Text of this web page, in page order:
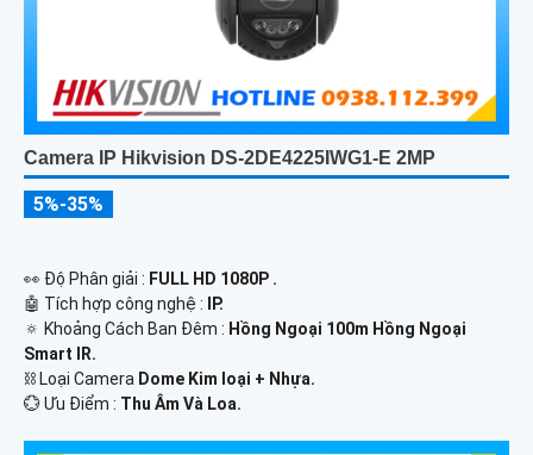
Camera IP Hikvision DS-2DE4225IWG1-E 2MP
5%-35%
️👀 Độ Phân giải : FULL HD 1080P .
🤖️ Tích hợp công nghệ :
IP.
🔅 Khoảng Cách Ban Đêm : Hồng Ngoại 100m Hồng Ngoại
Smart IR.
⛓ Loại Camera Dome Kim loại + Nhựa.
️💮 Ưu Điểm : Thu Âm Và Loa.